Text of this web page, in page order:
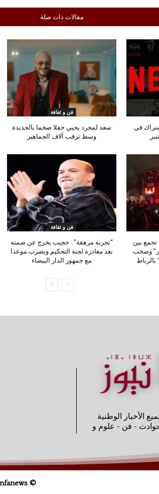
مقالات ذات صلة
في
فن و ثقافة
سعد لمجرد يحيي حفلا ضخما بالجديدة
وسط ترقب آلاف الجماهير
تجمع بين
وصخب
فن و ثقافة
“تجربة مرهقة”.. حجيب يخرج عن صمته
بعد مغادرة لجنة التحكيم ويضرب موعدا
مع جمهور الدار البيضاء
الأخبار الوطنية
- فن - علوم و
© Anfanews جميع الحقوق محفوظة لموقع